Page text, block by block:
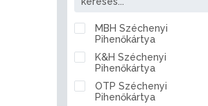
Baja
Bakonszeg
Bakonya
Bakonybél
Bakonynána
Bakonyszentlászló
MBH Széchenyi
Pihenőkártya
K&H Széchenyi
Pihenőkártya
OTP Széchenyi
Pihenőkártya